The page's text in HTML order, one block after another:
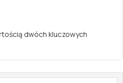
dwóch kluczowych